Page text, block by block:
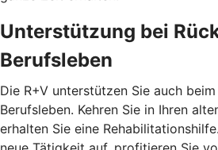
Unterstützung bei
Berufsleben
Die R+V unterstützen Sie auch
Berufsleben. Kehren Sie in Ihren
erhalten Sie eine